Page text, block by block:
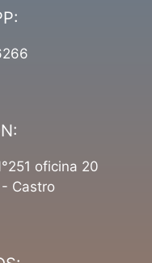
oficina 20
Castro